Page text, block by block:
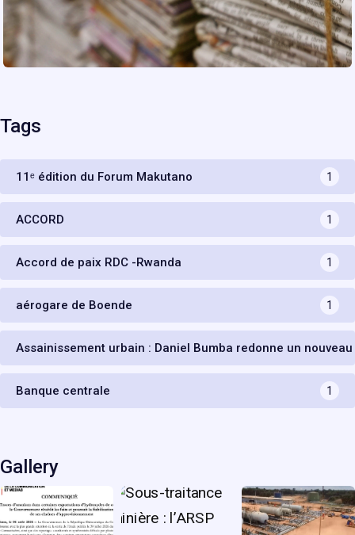
Tags
11ᵉ édition du Forum Makutano 1
ACCORD 1
Accord de paix RDC -Rwanda 1
aérogare de Boende 1
Assainissement urbain : Daniel Bumba redonne un
Banque centrale 1
Gallery